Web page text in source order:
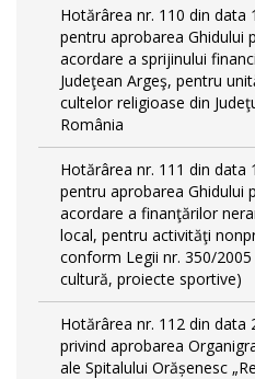
Hotărârea nr. 110 din data
pentru aprobarea Ghidului
acordare a sprijinului
Judeţean Argeş, pentru
cultelor religioase din
România
Hotărârea nr. 111 din data
pentru aprobarea Ghidului
acordare a finanţărilor
local, pentru activităţi
conform Legii nr. 350/
cultură, proiecte sportive)
Hotărârea nr. 112 din data
privind aprobarea
ale Spitalului Orășenesc